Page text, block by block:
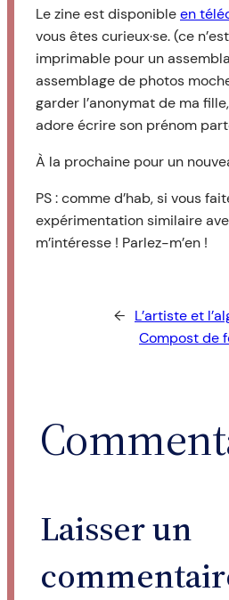
Le zine est disponibleen
vous êtes curieux·se. (ce n’est
imprimable pour un
assemblage de photos
garder l’anonymat de ma
adore écrire son prénom
À la prochaine pour un
PS : comme d’hab, si vous
expérimentation similaire
m’intéresse ! Parlez-m’en !
← L’artiste et
Compost de
Laisser un